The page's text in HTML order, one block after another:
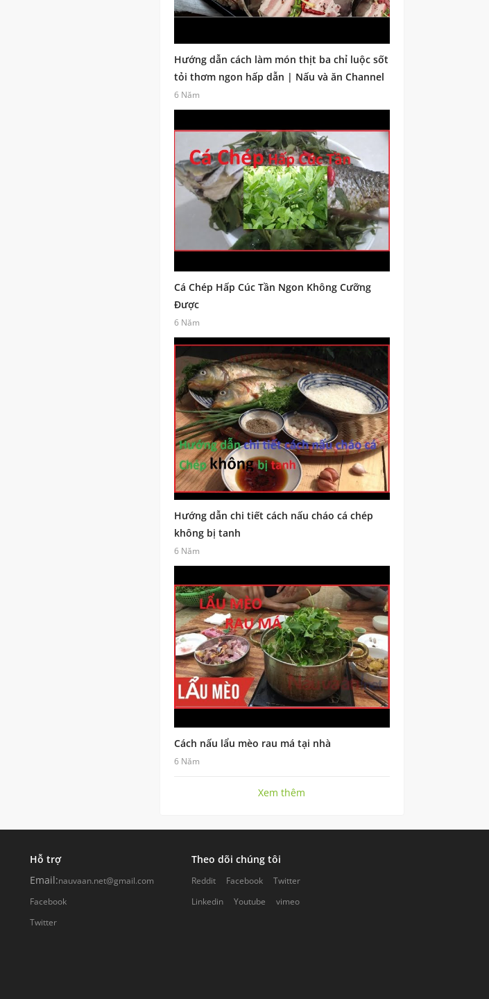
Hướng dẫn cách làm món thịt ba chỉ luộc sốt
tỏi thơm ngon hấp dẫn | Nấu và ăn Channel
6 Năm
Cá Chép Hấp Cúc Tần Ngon Không Cưỡng
Được
6 Năm
Hướng dẫn chi tiết cách nấu cháo cá chép
không bị tanh
6 Năm
Cách nấu lẩu mèo rau má tại nhà
6 Năm
Xem thêm
Hỗ trợ
Email:nauvaan.net@gmail.com
Facebook
Twitter
Theo dõi chúng tôi
Reddit Facebook
Twitter
Linkedin
Youtube vimeo